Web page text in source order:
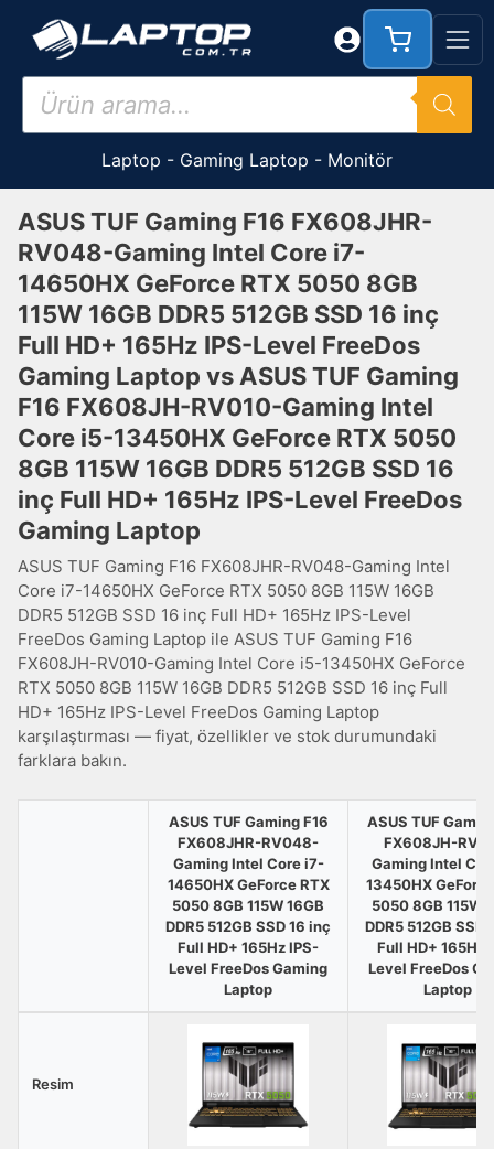
Products
search
Laptop - Gaming Laptop - Monitör
ASUS TUF Gaming F16 FX608JHR-
RV048-Gaming Intel Core i7-
14650HX GeForce RTX 5050 8GB
115W 16GB DDR5 512GB SSD 16 inç
Full HD+ 165Hz IPS-Level FreeDos
Gaming Laptop vs ASUS TUF Gaming
F16 FX608JH-RV010-Gaming Intel
Core i5-13450HX GeForce RTX 5050
8GB 115W 16GB DDR5 512GB SSD 16
inç Full HD+ 165Hz IPS-Level FreeDos
Gaming Laptop
ASUS TUF Gaming F16 FX608JHR-RV048-Gaming Intel
Core i7-14650HX GeForce RTX 5050 8GB 115W 16GB
DDR5 512GB SSD 16 inç Full HD+ 165Hz IPS-Level
FreeDos Gaming Laptop ile ASUS TUF Gaming F16
FX608JH-RV010-Gaming Intel Core i5-13450HX GeForce
RTX 5050 8GB 115W 16GB DDR5 512GB SSD 16 inç Full
HD+ 165Hz IPS-Level FreeDos Gaming Laptop
karşılaştırması — fiyat, özellikler ve stok durumundaki
farklara bakın.
Gaming
ASUS TUF Gaming F16
FX608JHR-RV048-
Gaming Intel Core i7-
14650HX GeForce RTX
5050 8GB 115W 16GB
DDR5 512GB SSD 16 inç
Full HD+ 165Hz IPS-
Level FreeDos Gaming
Laptop
ASUS TUF
FX608JH-
Gaming Intel
13450HX
5050 8GB 115W
DDR5 512GB SSD
Full HD+ 165Hz
Level FreeDos
Laptop
Resim